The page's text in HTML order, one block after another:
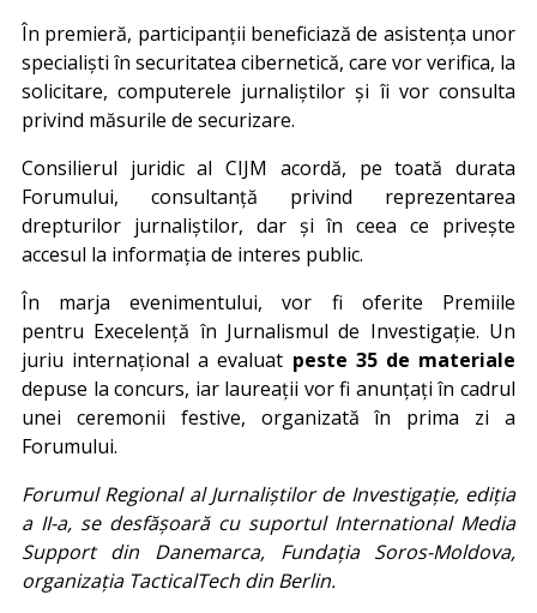
În premieră, participanții beneficiază de asistența unor
specialiști în securitatea cibernetică, care vor verifica, la
solicitare, computerele jurnaliștilor și îi vor consulta
privind măsurile de securizare.
Consilierul juridic al CIJM acordă, pe toată durata
Forumului, consultanță privind reprezentarea
drepturilor jurnaliștilor, dar și în ceea ce privește
accesul la informația de interes public.
În marja evenimentului, vor fi oferite Premiile
pentru Execelență în Jurnalismul de Investigație. Un
juriu internațional a evaluat peste 35 de materiale
depuse la concurs, iar laureații vor fi anunțați în cadrul
unei ceremonii festive, organizată în prima zi a
Forumului.
Forumul Regional al Jurnaliștilor de Investigație, ediția
a II-a, se desfășoară cu suportul International Media
Support din Danemarca, Fundația Soros-Moldova,
organizația TacticalTech din Berlin.